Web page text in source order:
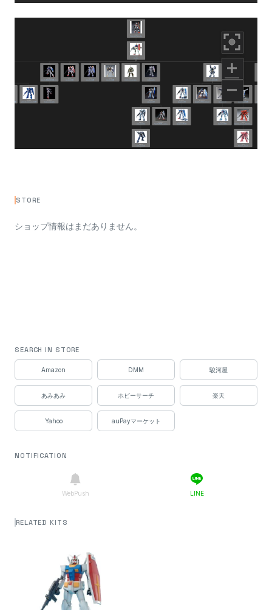
STORE
ショップ情報はまだありません。
SEARCH IN STORE
Amazon DMM 駿河屋
あみあみ ホビーサーチ 楽天
Yahoo auPayマーケット
NOTIFICATION
WebPush LINE
RELATED KITS